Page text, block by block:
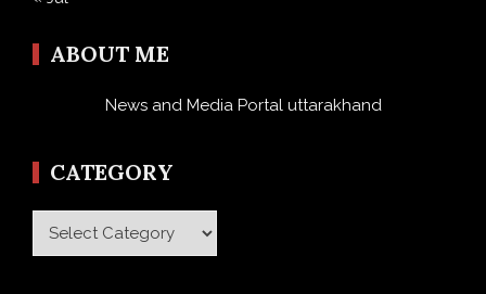
ABOUT ME
News and Media Portal uttarakhand
CATEGORY
Category